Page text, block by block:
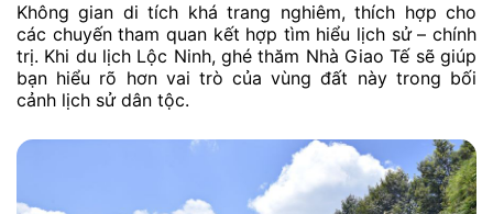
Không gian di tích khá trang nghiêm, thích hợp cho
các chuyến tham quan kết hợp tìm hiểu lịch sử – chính
trị. Khi du lịch Lộc Ninh, ghé thăm Nhà Giao Tế sẽ giúp
bạn hiểu rõ hơn vai trò của vùng đất này trong bối
cảnh lịch sử dân tộc.